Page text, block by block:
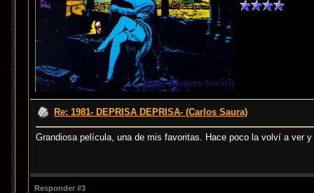
Re: 1981- DEPRISA DEPRISA- (Carlos Saura)
Grandiosa película, una de mis favoritas. Hace poco la volví a ver
Responder #3